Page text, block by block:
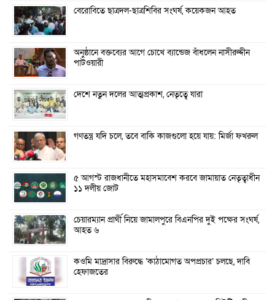
বেরোবিতে ছাত্রদল-ছাত্রশিবির সংঘর্ষ, কয়েকজন আহত
অনুষ্ঠানে বক্তব্যের আগে চোখে ব্যান্ডেজ বাঁধলেন নাসীরুদ্দীন
পাটওয়ারী
দেশে নতুন দলের আত্মপ্রকাশ, নেতৃত্বে যারা
গণতন্ত্র যদি চলে, তবে বাকি কাজগুলো হয়ে যায়: মির্জা ফখরুল
৫ আগস্ট রাজধানীতে মহাসমাবেশ করবে জামায়াত নেতৃত্বাধীন
১১ দলীয় জোট
চেয়ারম্যান প্রার্থী নিয়ে জামালপুরে বিএনপির দুই পক্ষের সংঘর্ষ,
আহত ৬
কওমি মাদ্রাসার বিরুদ্ধে ‘কাঠামোগত অপপ্রচার’ চলছে, দাবি
হেফাজতের